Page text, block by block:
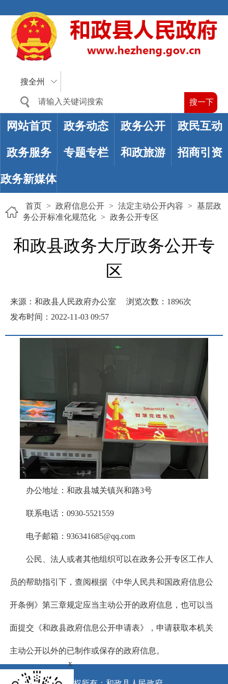
搜全州
网站首页 政务动态 政务公开 政民互动
政务服务 专题专栏 和政旅游 招商引资
政务新媒体
首页 > 政府信息公开 > 法定主动公开内容 > 基层政
务公开标准化规范化 > 政务公开专区
和政县政务大厅政务公开专
区
来源：和政县人民政府办公室 浏览次数： 1896次
发布时间：2022-11-03 09:57
办公地址：和政县城关镇兴和路3号
联系电话：0930-5521559
电子邮箱：936341685@qq.com
公民、法人或者其他组织可以在政务公开专区工作人
员的帮助指引下，查阅根据《中华人民共和国政府信息公
开条例》第三章规定应当主动公开的政府信息，也可以当
面提交《和政县政府信息公开申请表》，申请获取本机关
主动公开以外的已制作或保存的政府信息。
x